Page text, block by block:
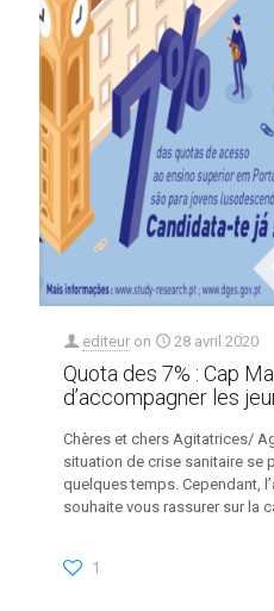
editeur on 28 avril 2020
Quota des 7% : Cap
d’accompagner les
Chères et chers Agitatrices/
situation de crise sanitaire se
quelques temps. Cependant,
souhaite vous rassurer sur la
1